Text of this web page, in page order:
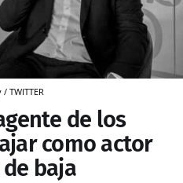
TWITTER
de los
como actor
baja